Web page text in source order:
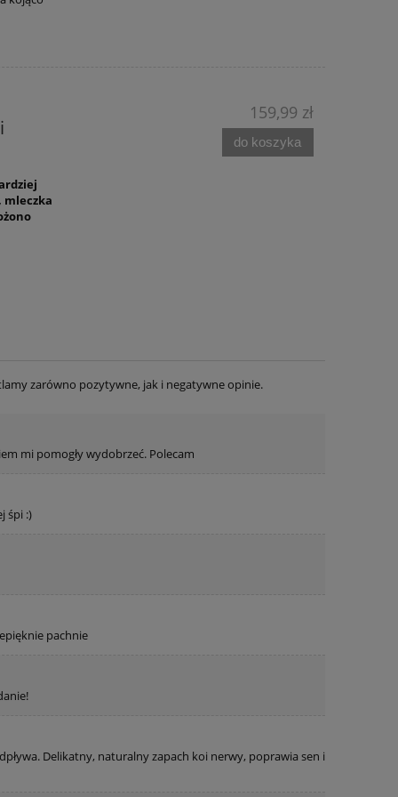
mleczka
159,99 zł
do koszyka
zarówno pozytywne, jak i negatywne opinie.
mi pomogły wydobrzeć. Polecam
śpi :)
pachnie
Delikatny, naturalny zapach koi nerwy, poprawia sen i